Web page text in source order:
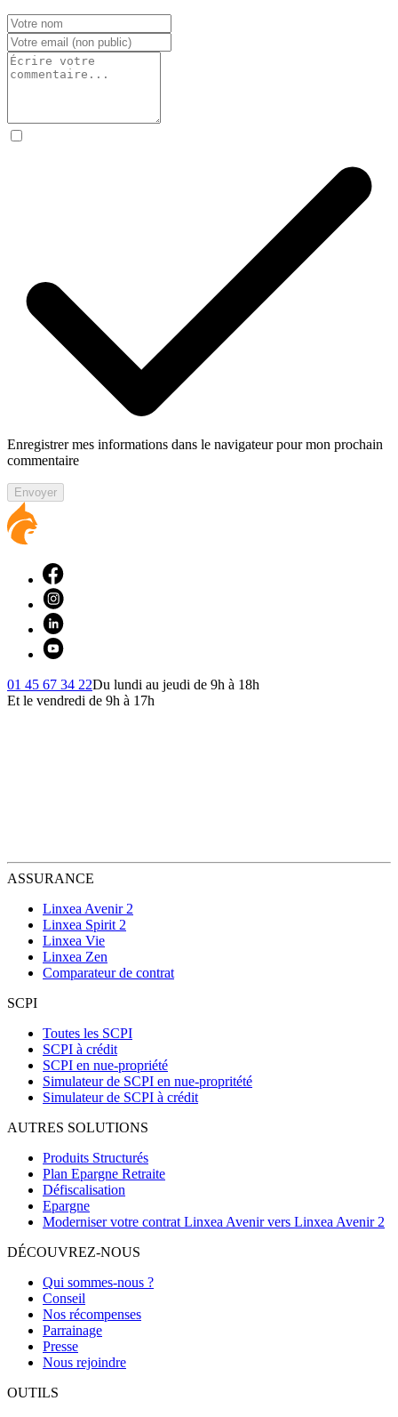
Enregistrer mes informations dans le navigateur pour mon prochain
commentaire
Envoyer
01 45 67 34 22Du lundi au jeudi de 9h à 18h
Et le vendredi de 9h à 17h
ASSURANCE
Linxea Avenir 2
Linxea Spirit 2
Linxea Vie
Linxea Zen
Comparateur de contrat
SCPI
Toutes les SCPI
SCPI à crédit
SCPI en nue-propriété
Simulateur de SCPI en nue-propritété
Simulateur de SCPI à crédit
AUTRES SOLUTIONS
Produits Structurés
Plan Epargne Retraite
Défiscalisation
Epargne
Moderniser votre contrat Linxea Avenir vers Linxea Avenir 2
DÉCOUVREZ-NOUS
Qui sommes-nous ?
Conseil
Nos récompenses
Parrainage
Presse
Nous rejoindre
OUTILS